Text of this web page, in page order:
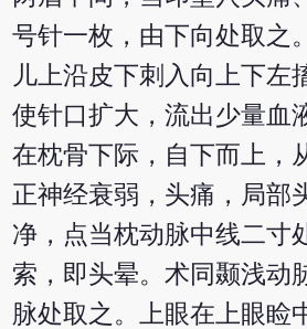
号针一枚，由下向处取之
儿上沿皮下刺入向上下左
使针口扩大，流出少量血
在枕骨下际，自下而上，
正神经衰弱，头痛，局部
净，点当枕动脉中线二寸
索，即头晕。术同颞浅动
脉处取之。上眼在上眼睑